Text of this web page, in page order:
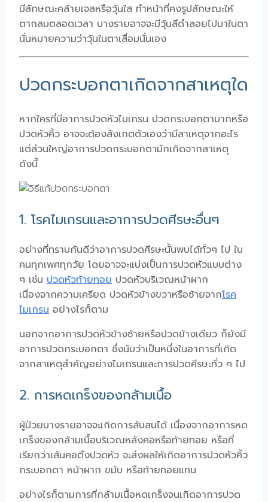
มีลักษณะคล้ายเจลหรือวุ้นใส ทำหน้าที่คงรูปลักษณะให้
ตากลมตลอดเวลา บางรายอาจจะมีวุ้นสีดำลอยไปมาในตา
นั่นหมายความว่าวุ้นในตาเสื่อมนั่นเอง
ปวดกระบอกตาเกิดจากสาเหตุใด
หากใครที่มีอาการปวดหัวไมเกรน ปวดกระบอกตามากหรือ
ปวดหัวคิ้ว อาจจะต้องสังเกตตัวเองว่ามีสาเหตุจากอะไร
แต่ส่วนใหญ่อาการปวดกระบอกตามักเกิดจากสาเหตุ
ดังนี้
1. โรคไมเกรนและอาการปวดศีรษะอื่นๆ
อย่างที่ทราบกันดีว่าอาการปวดศีรษะนั้นพบได้ทั่วๆ ไป ใน
คนทุกเพศทุกวัย โดยอาจจะแบ่งเป็นการปวดหัวแบบต่าง
ๆ เช่น ปวดหัวท้ายทอย ปวดหัวบริเวณหน้าผาก
เนื่องจากความเครียด ปวดหัวข้างขวาหรือซ้ายจากโรค
ไมเกรน อย่างไรก็ตาม
นอกจากอาการปวดหัวข้างซ้ายหรือปวดข้างเดียว ก็ยังมี
อาการปวดกระบอกตา ซึ่งนับว่าเป็นหนึ่งในอาการที่เกิด
จากสาเหตุสำคัญอย่างไมเกรนและการปวดศีรษะทั่ว ๆ ไป
2. การหดเกร็งของกล้ามเนื้อ
ผู้ป่วยบางรายอาจจะเกิดการสับสนได้ เนื่องจากอาการหด
เกร็งของกล้ามเนื้อบริเวณหลังคอหรือท้ายทอย หรือที่
เรียกว่าเส้นคอตึงปวดหัว จะส่งผลให้เกิดอาการปวดหัวคิ้ว
กระบอกตา หน้าผาก ขมับ หรือท้ายทอยแทน
อย่างไรก็ตามการที่กล้ามเนื้อหดเกร็งจนเกิดอาการปวด